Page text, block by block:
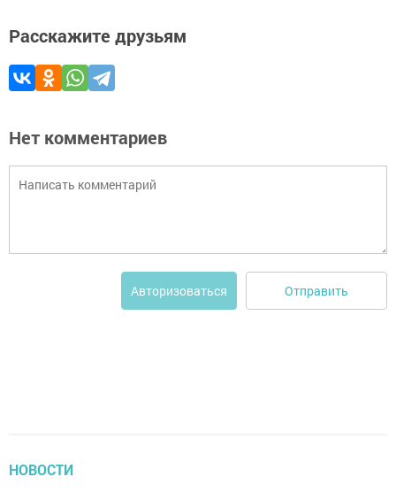
Расскажите друзьям
Нет комментариев
Авторизоваться Отправить
НОВОСТИ